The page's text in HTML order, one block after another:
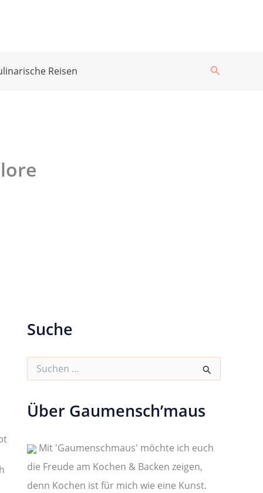
Reisen Suchen
Suche
e
a
c
h
Über Gaumensch’maus
Mit 'Gaumenschmaus' möchte ich euch
die Freude am Kochen & Backen zeigen,
denn Kochen ist für mich wie eine Kunst.